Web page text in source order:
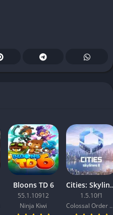
Bloons TD 6
55.1.10912
Ninja Kiwi
1.5.10f1